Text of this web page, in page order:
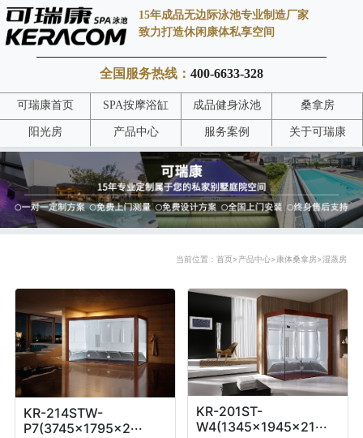
15年成品无边际泳池专业制造厂家
致力打造休闲康体私享空间
全国服务热线： 400-6633-328
可瑞康首页 SPA按摩浴缸 成品健身泳池 桑拿房
阳光房 产品中心 服务案例 关于可瑞康
当前位置： 首页>产品中心>康体桑拿房>湿蒸房
KR-214STW-
P7(3745x1795x2···
KR-201ST-
W4(1345x1945x21···